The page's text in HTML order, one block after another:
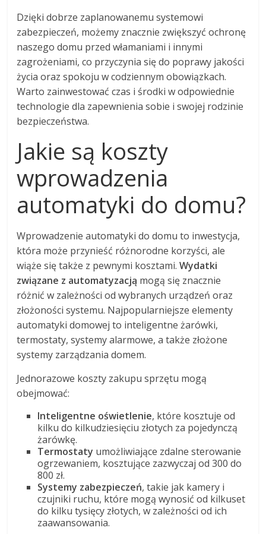
Dzięki dobrze zaplanowanemu systemowi
zabezpieczeń, możemy znacznie zwiększyć ochronę
naszego domu przed włamaniami i innymi
zagrożeniami, co przyczynia się do poprawy jakości
życia oraz spokoju w codziennym obowiązkach.
Warto zainwestować czas i środki w odpowiednie
technologie dla zapewnienia sobie i swojej rodzinie
bezpieczeństwa.
Jakie są koszty
wprowadzenia
automatyki do domu?
Wprowadzenie automatyki do domu to inwestycja,
która może przynieść różnorodne korzyści, ale
wiąże się także z pewnymi kosztami.Wydatki
związane z automatyzacją mogą się znacznie
różnić w zależności od wybranych urządzeń oraz
złożoności systemu. Najpopularniejsze elementy
automatyki domowej to inteligentne żarówki,
termostaty, systemy alarmowe, a także złożone
systemy zarządzania domem.
Jednorazowe koszty zakupu sprzętu mogą
obejmować:
Inteligentne oświetlenie, które kosztuje od
kilku do kilkudziesięciu złotych za pojedynczą
żarówkę.
Termostaty umożliwiające zdalne sterowanie
ogrzewaniem, kosztujące zazwyczaj od 300 do
800 zł.
Systemy zabezpieczeń, takie jak kamery i
czujniki ruchu, które mogą wynosić od kilkuset
do kilku tysięcy złotych, w zależności od ich
zaawansowania.